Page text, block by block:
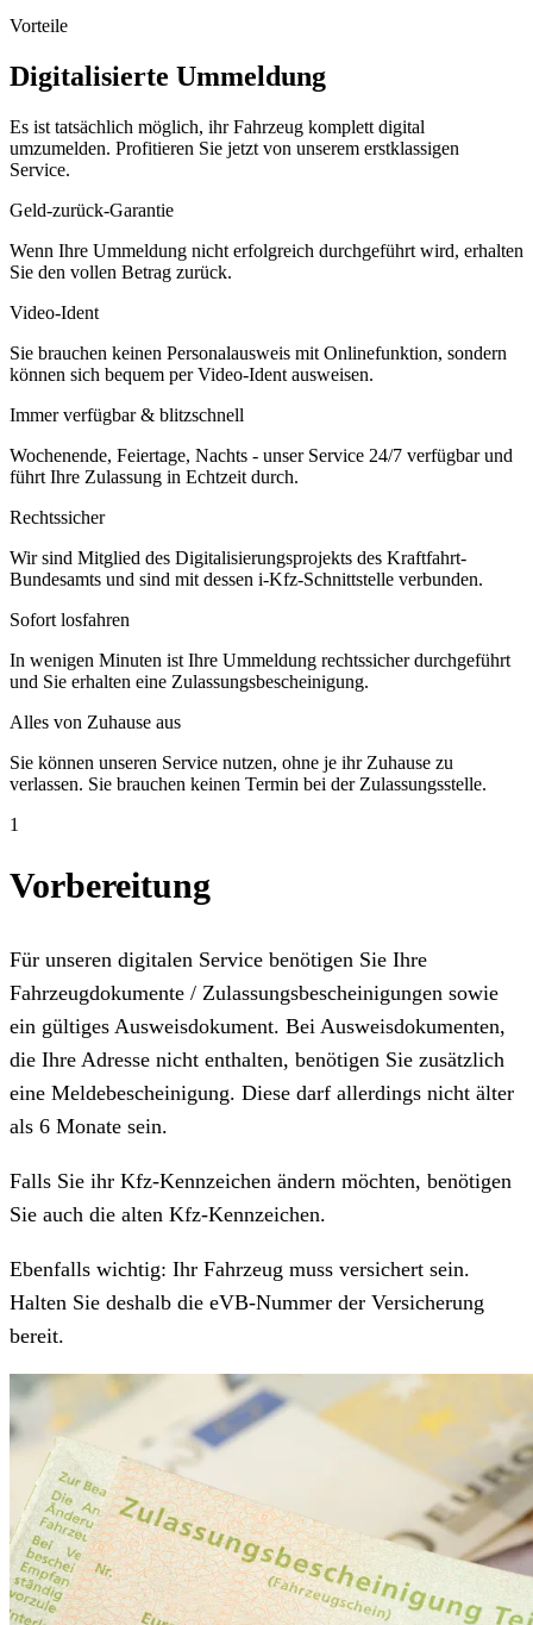
Vorteile
Digitalisierte Ummeldung
Es ist tatsächlich möglich, ihr Fahrzeug komplett digital
umzumelden. Profitieren Sie jetzt von unserem erstklassigen
Service.
Geld-zurück-Garantie
Wenn Ihre Ummeldung nicht erfolgreich durchgeführt wird, erhalten
Sie den vollen Betrag zurück.
Video-Ident
Sie brauchen keinen Personalausweis mit Onlinefunktion, sondern
können sich bequem per Video-Ident ausweisen.
Immer verfügbar & blitzschnell
Wochenende, Feiertage, Nachts - unser Service 24/7 verfügbar und
führt Ihre Zulassung in Echtzeit durch.
Rechtssicher
Wir sind Mitglied des Digitalisierungsprojekts des Kraftfahrt-
Bundesamts und sind mit dessen i-Kfz-Schnittstelle verbunden.
Sofort losfahren
In wenigen Minuten ist Ihre Ummeldung rechtssicher durchgeführt
und Sie erhalten eine Zulassungsbescheinigung.
Alles von Zuhause aus
Sie können unseren Service nutzen, ohne je ihr Zuhause zu
verlassen. Sie brauchen keinen Termin bei der Zulassungsstelle.
1
Vorbereitung
Für unseren digitalen Service benötigen Sie Ihre
Fahrzeugdokumente / Zulassungsbescheinigungen sowie
ein gültiges Ausweisdokument. Bei Ausweisdokumenten,
die Ihre Adresse nicht enthalten, benötigen Sie zusätzlich
eine Meldebescheinigung. Diese darf allerdings nicht älter
als 6 Monate sein.
Falls Sie ihr Kfz-Kennzeichen ändern möchten, benötigen
Sie auch die alten Kfz-Kennzeichen.
Ebenfalls wichtig: Ihr Fahrzeug muss versichert sein.
Halten Sie deshalb die eVB-Nummer der Versicherung
bereit.